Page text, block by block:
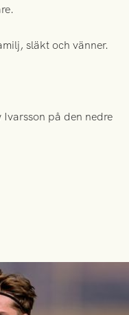
släkt och vänner.
på den nedre